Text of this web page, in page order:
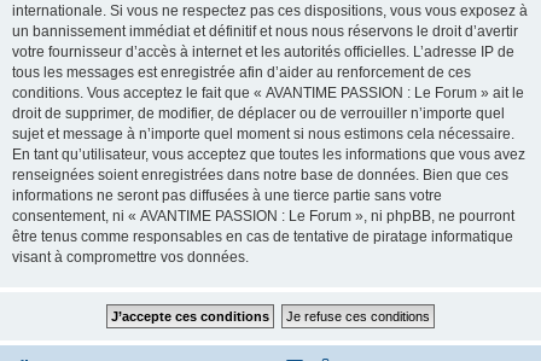
internationale. Si vous ne respectez pas ces dispositions, vous vous exposez à
un bannissement immédiat et définitif et nous nous réservons le droit d’avertir
votre fournisseur d’accès à internet et les autorités officielles. L’adresse IP de
tous les messages est enregistrée afin d’aider au renforcement de ces
conditions. Vous acceptez le fait que « AVANTIME PASSION : Le Forum » ait le
droit de supprimer, de modifier, de déplacer ou de verrouiller n’importe quel
sujet et message à n’importe quel moment si nous estimons cela nécessaire.
En tant qu’utilisateur, vous acceptez que toutes les informations que vous avez
renseignées soient enregistrées dans notre base de données. Bien que ces
informations ne seront pas diffusées à une tierce partie sans votre
consentement, ni « AVANTIME PASSION : Le Forum », ni phpBB, ne pourront
être tenus comme responsables en cas de tentative de piratage informatique
visant à compromettre vos données.